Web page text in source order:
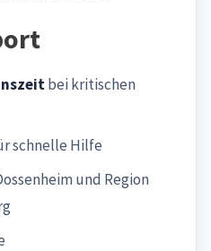
bei kritischen
schnelle Hilfe
und Region